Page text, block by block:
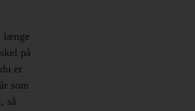
længe
på
er
som
så